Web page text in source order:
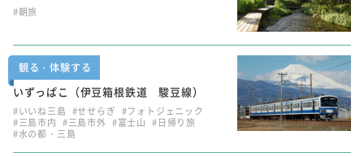
#朝旅
観る・体験する
いずっぱこ（伊豆箱根鉄道 駿豆線）
#いいね三島 #せせらぎ #フォトジェニック
#三島市内 #三島市外 #富士山 #日帰り旅
#水の都・三島